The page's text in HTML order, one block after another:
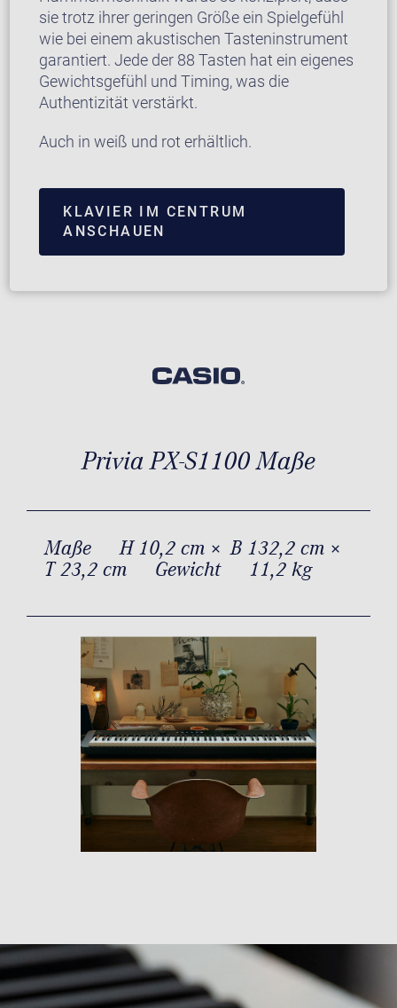
sie trotz ihrer geringen Größe ein Spielgefühl
wie bei einem akustischen Tasteninstrument
garantiert. Jede der 88 Tasten hat ein eigenes
Gewichtsgefühl und Timing, was die
Authentizität verstärkt.
Auch in weiß und rot erhältlich.
KLAVIER IM CENTRUM
ANSCHAUEN
Privia PX-S1100 Maße
Maße
H 10,2 cm × B 132,2 cm ×
T 23,2 cm
Gewicht 11,2 kg